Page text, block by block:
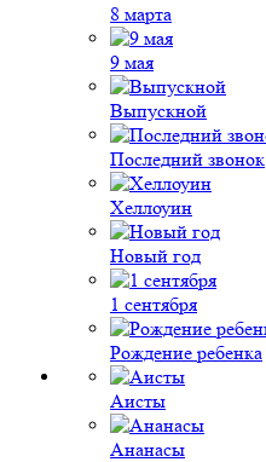
8 марта
9 мая
Выпускной
Последний звонок
Хеллоуин
Новый год
1 сентября
Рождение ребенка
Аисты
Ананасы